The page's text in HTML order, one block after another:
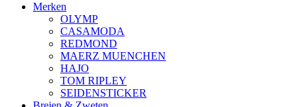
Merken
OLYMP
CASAMODA
REDMOND
MAERZ MUENCHEN
HAJO
TOM RIPLEY
SEIDENSTICKER